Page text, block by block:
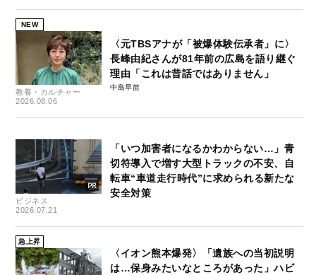
NEW
教養・カルチャー
2026.08.06
〈元TBSアナが「被爆体験伝承者」に〉
長峰由紀さんが81年前の広島を語り継ぐ
理由「これは昔話ではありません」
中島早苗
ビジネス
2026.07.21
「いつ加害者になるかわからない…」青
切符導入で増す大型トラックの不安、自
転車“車道走行時代”に求められる新たな
安全対策
急上昇
〈イオン熊本爆発〉「遺族への当初説明
は…保身みたいなところがあった」ハビ